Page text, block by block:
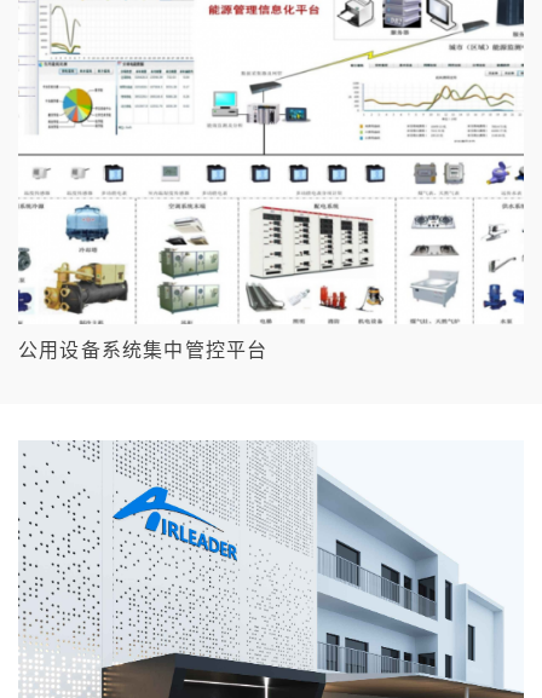
公用设备系统集中管控平台